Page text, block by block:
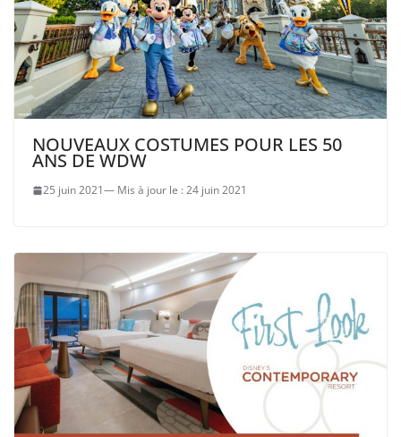
NOUVEAUX COSTUMES POUR LES 50
ANS DE WDW
25 juin 2021 24 juin 2021